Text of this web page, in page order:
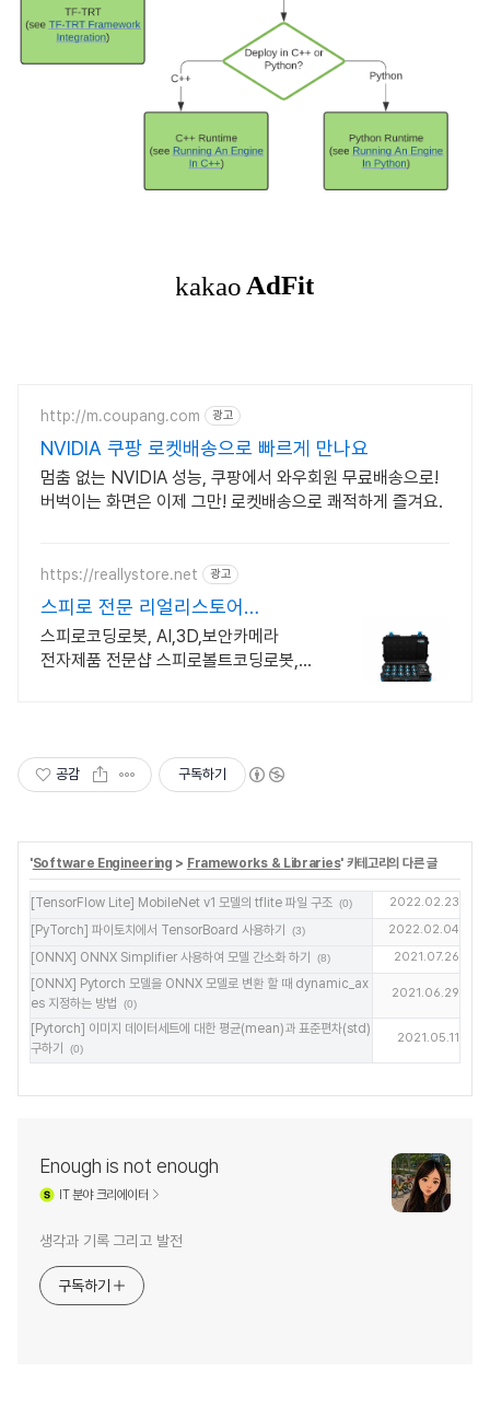
http://m.coupang.com 광고
NVIDIA 쿠팡 로켓배송으로 빠르게 만나요
멈춤 없는 NVIDIA 성능, 쿠팡에서 와우회원 무료배송으로!
버벅이는 화면은 이제 그만! 로켓배송으로 쾌적하게 즐겨요.
https://reallystore.net 광고
스피로 전문 리얼리스토어
코딩교육을 쉽고 재밌게
스피로코딩로봇, AI,3D,보안카메라
전자제품 전문샵 스피로볼트코딩로봇,
공감 구독하기
'Software Engineering > Frameworks & Libraries' 카테고리의 다른 글
[TensorFlow Lite] MobileNet v1 모델의 tflite 파일 구조 (0) 2022.02.23
[PyTorch] 파이토치에서 TensorBoard 사용하기 (3) 2022.02.04
[ONNX] ONNX Simplifier 사용하여 모델 간소화 하기 (8) 2021.07.26
[ONNX] Pytorch 모델을 ONNX 모델로 변환 할 때 dynamic_ax
es 지정하는 방법
(0)
2021.06.29
[Pytorch] 이미지 데이터세트에 대한 평균(mean)과 표준편차(std)
구하기
(0)
2021.05.11
Enough is not enough
IT분야 크리에이터
생각과 기록 그리고 발전
구독하기